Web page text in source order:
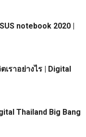
notebook 2020 |
เราอย่างไร | Digital
Thailand Big Bang